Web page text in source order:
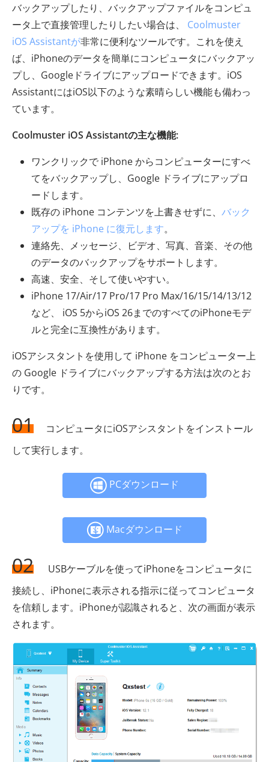
バックアップしたり、バックアップファイルをコンピュ
ータ上で直接管理したりしたい場合は、 Coolmuster
iOS Assistantが非常に便利なツールです。これを使え
ば、iPhoneのデータを簡単にコンピュータにバックアッ
プし、Googleドライブにアップロードできます。iOS
AssistantにはiOS以下のような素晴らしい機能も備わっ
ています。
Coolmuster iOS Assistantの主な機能:
ワンクリックで iPhone からコンピューターにすべ
てをバックアップし、Google ドライブにアップロ
ードします。
既存の iPhone コンテンツを上書きせずに、 バック
アップを iPhone に復元します。
連絡先、メッセージ、ビデオ、写真、音楽、その他
のデータのバックアップをサポートします。
高速、安全、そして使いやすい。
iPhone 17/Air/17 Pro/17 Pro Max/16/15/14/13/12
など、 iOS 5からiOS 26までのすべてのiPhoneモデ
ルと完全に互換性があります。
iOSアシスタントを使用して iPhone をコンピューター上
の Google ドライブにバックアップする方法は次のとお
りです。
01
コンピュータにiOSアシスタントをインストール
して実行します。
PCダウンロード
Macダウンロード
02
USBケーブルを使ってiPhoneをコンピュータに
接続し、iPhoneに表示される指示に従ってコンピュータ
を信頼します。iPhoneが認識されると、次の画面が表示
されます。